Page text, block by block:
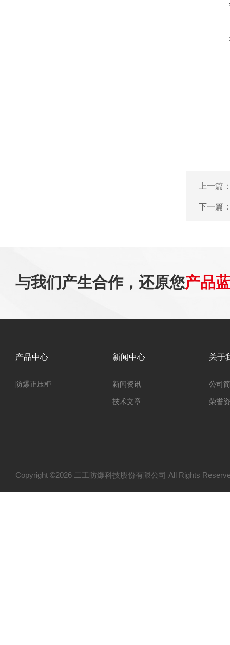
上一篇
下一篇
与我们产生合作，还原您产品
产品中心
防爆正压柜
新闻中心
新闻资讯
技术文章
关于
公司
荣誉
Copyright ©2026 二工防爆科技股份有限公司 All Rights